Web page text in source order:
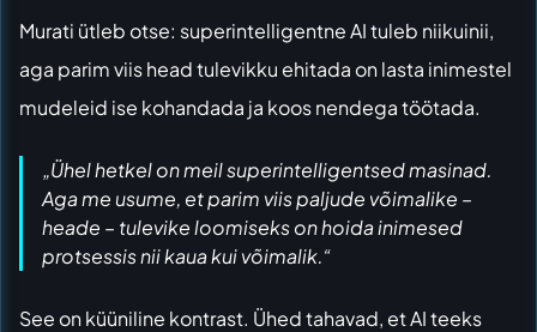
Murati ütleb otse: superintelligentne AI tuleb niikuinii,
aga parim viis head tulevikku ehitada on lasta inimestel
mudeleid ise kohandada ja koos nendega töötada.
„Ühel hetkel on meil superintelligentsed masinad.
Aga me usume, et parim viis paljude võimalike –
heade – tulevike loomiseks on hoida inimesed
protsessis nii kaua kui võimalik.“
See on küüniline kontrast. Ühed tahavad, et AI teeks